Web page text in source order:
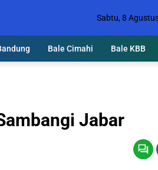
Sabtu, 8
Bale Cimahi Bale KBB
Jabar